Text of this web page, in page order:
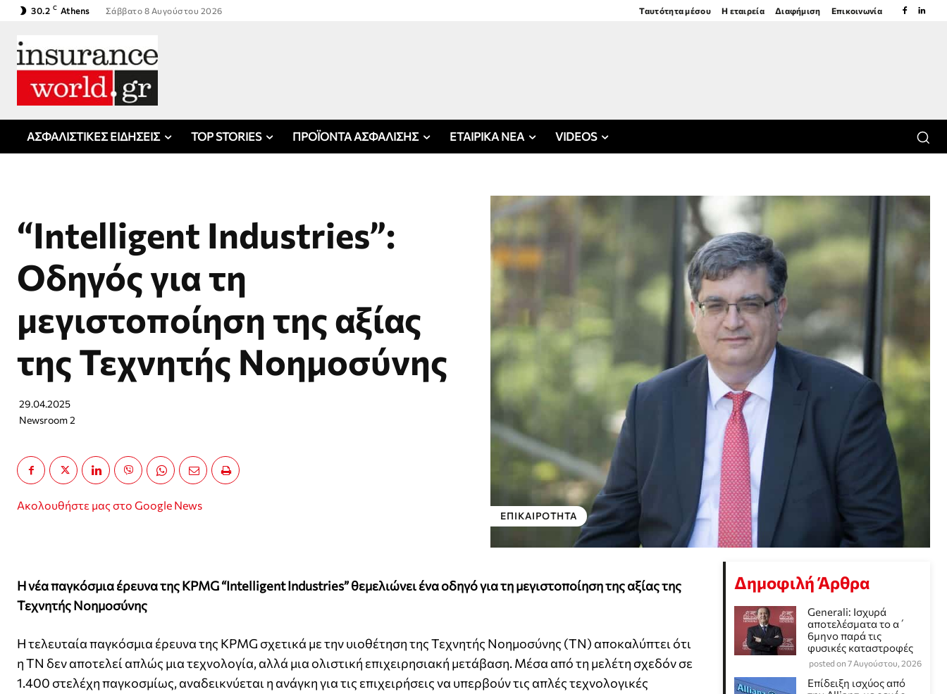
30.2 C Athens Σάββατο 8 Αυγούστου 2026 Ταυτότητα μέσου Η εταιρεία Διαφήμιση Επικοινωνία
ΑΣΦΑΛΙΣΤΙΚΕΣ ΕΙΔΗΣΕΙΣ TOP STORIES ΠΡΟΪΟΝΤΑ ΑΣΦΑΛΙΣΗΣ ΕΤΑΙΡΙΚΑ ΝΕΑ VIDEOS
“Intelligent Industries”:
Oδηγός για τη
μεγιστοποίηση της αξίας
της Τεχνητής Νοημοσύνης
29.04.2025
Newsroom 2
Ακολουθήστε μας στο Google News
ΕΠΙΚΑΙΡΌΤΗΤΑ
Η νέα παγκόσμια έρευνα της KPMG “Intelligent Industries” θεμελιώνει ένα οδηγό για τη μεγιστοποίηση της αξίας της
Τεχνητής Νοημοσύνης
Η τελευταία παγκόσμια έρευνα της KPMG σχετικά με την υιοθέτηση της Τεχνητής Νοημοσύνης (ΤΝ) αποκαλύπτει ότι
η ΤΝ δεν αποτελεί απλώς μια τεχνολογία, αλλά μια ολιστική επιχειρησιακή μετάβαση. Μέσα από τη μελέτη σχεδόν σε
1.400 στελέχη παγκοσμίως, αναδεικνύεται η ανάγκη για τις επιχειρήσεις να υπερβούν τις απλές τεχνολογικές
Δημοφιλή Άρθρα
Generali: Ισχυρά
αποτελέσματα το α΄
6μηνο παρά τις
φυσικές καταστροφές
posted on 7 Αυγούστου, 2026
Επίδειξη ισχύος από